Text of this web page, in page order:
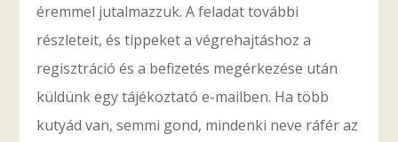
éremmel jutalmazzuk.A feladat további
részleteit, és tippeket a végrehajtáshoz a
regisztráció és a befizetés megérkezése után
küldünk egy tájékoztató e-mailben. Ha több
kutyád van, semmi gond, mindenki neve ráfér az